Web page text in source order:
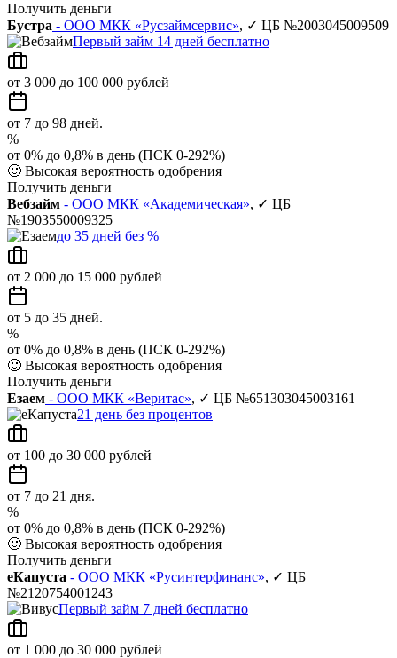
Получить деньги
Бустра - ООО МКК «Русзаймсервис», ✓ ЦБ №2003045009509
Первый займ 14 дней бесплатно
от 3 000 до 100 000 рублей
от 7 до 98 дней.
%
от 0% до 0,8% в день (ПСК 0-292%)
🙂 Высокая вероятность одобрения
Получить деньги
Вебзайм - ООО МКК «Академическая», ✓ ЦБ
№1903550009325
до 35 дней без %
от 2 000 до 15 000 рублей
от 5 до 35 дней.
%
от 0% до 0,8% в день (ПСК 0-292%)
🙂 Высокая вероятность одобрения
Получить деньги
Езаем - ООО МКК «Веритас», ✓ ЦБ №651303045003161
21 день без процентов
от 100 до 30 000 рублей
от 7 до 21 дня.
%
от 0% до 0,8% в день (ПСК 0-292%)
🙂 Высокая вероятность одобрения
Получить деньги
еКапуста - ООО МКК «Русинтерфинанс», ✓ ЦБ
№2120754001243
Первый займ 7 дней бесплатно
от 1 000 до 30 000 рублей